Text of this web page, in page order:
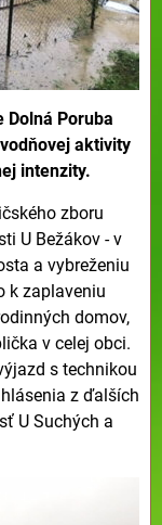
Dolná Poruba
aktivity
intenzity.
zboru
U Bežákov - v
a vybreženiu
k zaplaveniu
domov,
v celej obci.
s technikou
z ďalších
U Suchých a